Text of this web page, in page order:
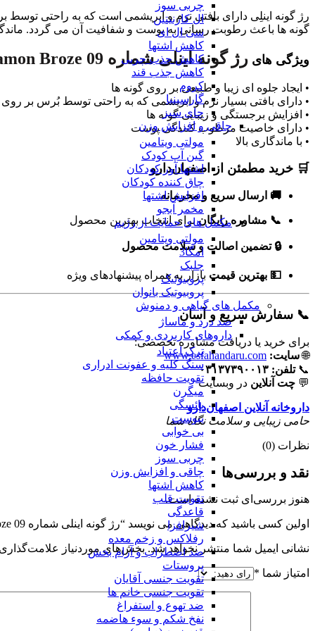
چربی سوز
ال کارنیتین
سی ال ای
کاهش اشتها
کاهش جذب چربی
کاهش جذب قند
کروم
گارسینیا
چای سبز
چاقی و افزایش وزن
مولتی ویتامین
گین آپ کودک
اشتها آور کودکان
چاق کننده کودکان
افزایش اشتها
مخمر آبجو
مکمل های حمایت از رژیم
مولتی ویتامین
امگا3
جلبک
پروبیوتیک
پروبیوتیک بانوان
مکمل های گیاهی و دمنوش
ضد درد و ماساژ
داروهای کاربردی و کمکی
ترک اعتیاد
سنگ کلیه و عفونت ادراری
تقویت حافظه
میگرن
یائسگی
یبوست
بی خوابی
فشار خون
چربی سوز
چاقی و افزایش وزن
کاهش اشتها
تقویت قلب
قاعدگی
شیرافزا
رفلاکس و زخم معده
ضد اضطراب و آرام بخش
پروستات
تقویت جنسی آقایان
تقویت جنسی خانم ها
ضد تهوع و استفراغ
نفخ شکم و سوء هاضمه
گونه ها باعث رطوبت رسانی به پوست و شفافیت آن می گردد.
ویژگی های رژ گونه اینلی شماره Cinnamon Broze 09
• ایجاد جلوه ای زیبا و طبیعی بر روی گونه ها
• دارای بافتی بسیار نرم و ابریشمی که به راحتی توسط بُرس بر
• افزایش برجستگی و زیبایی گونه ها
• دارای خاصیت مرطوب کنندگی پوست
• با ماندگاری بالا
🛒 خرید مطمئن از اصفهان‌دارو
🚚 ارسال سریع و محرمانه
📞 مشاوره رایگانبرای انتخاب بهترین محصول
🔒 تضمین اصالت و سلامت محصول
💵 بهترین قیمت بازار به همراه پیشنهادهای ویژه
📞 سفارش سریع و آسان
برای خرید یا دریافت مشاوره تخصصی:
🌐سایت: www.esfahandaru.com
📞تلفن: ۰۳۱۳۷۳۹۰۰۱۳
💬 چت آنلاین در وبسایت
داروخانه آنلاین اصفهان‌دارو
حامی زیبایی و سلامت نگاه شما
نظرات (0)
نقد و بررسی‌ها
هنوز بررسی‌ای ثبت نشده است.
اولین کسی باشید که دیدگاهی می نویسد “رژ گونه اینلی شماره Cinnamon Broze 09”
نشانی ایمیل شما منتشر نخواهد شد. بخش‌های موردنیاز
امتیاز شما *